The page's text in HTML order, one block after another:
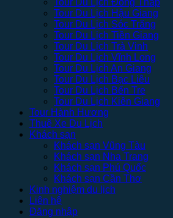
Tour Du Lịch Đồng Tháp
Tour Du Lịch Hậu Giang
Tour Du Lịch Sóc Trăng
Tour Du Lịch Tiền Giang
Tour Du Lịch Trà Vinh
Tour Du Lịch Vĩnh Long
Tour Du Lịch An Giang
Tour Du Lịch Bạc Liêu
Tour Du Lịch Bến Tre
Tour Du Lịch Kiên Giang
Tour Hành Hương
Thuê Xe Du Lịch
Khách sạn
Khách sạn Vũng Tàu
Khách sạn Nha Trang
Khách sạn Phú Quốc
Khách sạn Cần Thơ
Kinh nghiệm du lịch
Liên hệ
Đăng nhập